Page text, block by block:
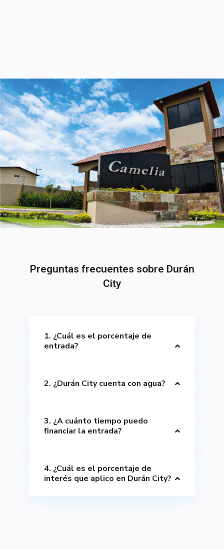
Preguntas frecuentes sobre Durán
City
1. ¿Cuál es el porcentaje de
entrada?
2. ¿Durán City cuenta con agua?
3. ¿A cuánto tiempo puedo
financiar la entrada?
4. ¿Cuál es el porcentaje de
interés que aplico en Durán City?